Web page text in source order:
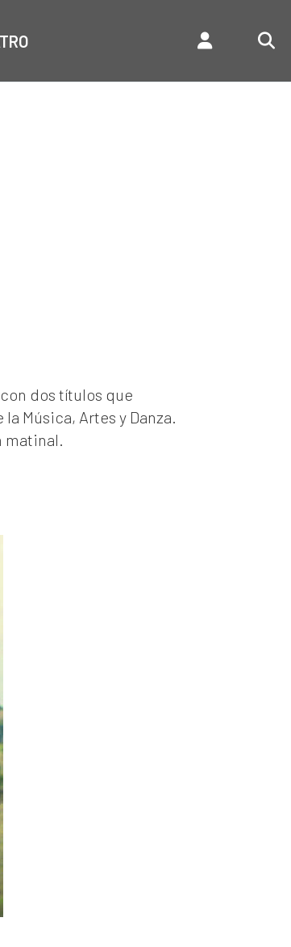
dos títulos que
Música, Artes y Danza.
matinal.